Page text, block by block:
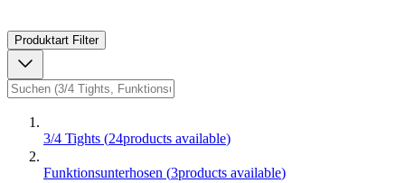
Produktart Filter
3/4 Tights (24products available)
Funktionsunterhosen (3products available)